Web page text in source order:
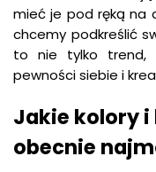
mieć je pod ręką na
chcemy podkreślić
to nie tylko trend,
pewności siebie i
Jakie kolory i
obecnie